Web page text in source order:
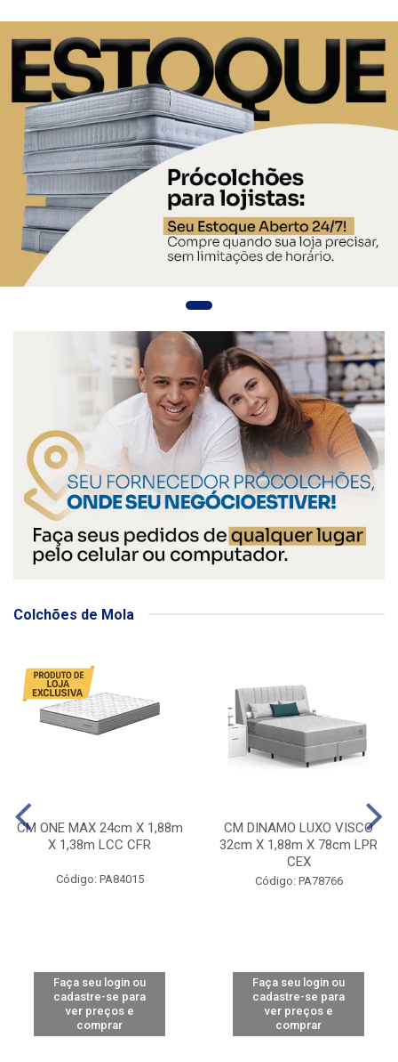
Colchões de Mola
CM ONE MAX 24cm X 1,88m
X 1,38m LCC CFR
Código: PA84015
Faça seu login ou
cadastre-se para
ver preços e
comprar
CM DINAMO LUXO VISCO
32cm X 1,88m X 78cm LPR
CEX
Código: PA78766
Faça seu login ou
cadastre-se para
ver preços e
comprar